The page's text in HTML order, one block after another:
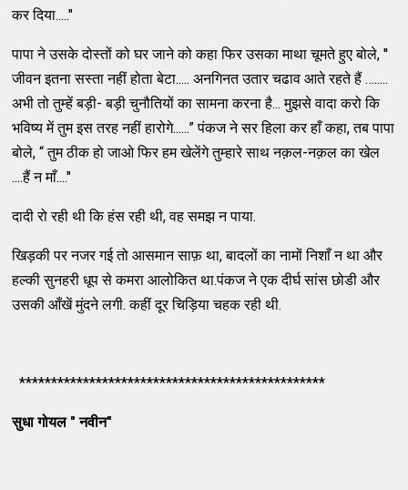
कर दिया....."
पापा ने उसके दोस्तों को घर जाने को कहा फिर उसका माथा चूमते हुए बोले, ''
जीवन इतना सस्ता नहीं होता बेटा..... अनगिनत उतार चढाव आते रहते हैं ….....
अभी तो तुम्हें बड़ी- बड़ी चुनौतियों का सामना करना है... मुझसे वादा करो कि
भविष्य में तुम इस तरह नहीं हारोगे......” पंकज ने सर हिला कर हाँ कहा, तब पापा
बोले, “ तुम ठीक हो जाओ फिर हम खेलेंगे तुम्हारे साथ नक़ल-नक़ल का खेल
....हैं न माँ...."
दादी रो रही थी कि हंस रही थी, वह समझ न पाया.
खिड़की पर नजर गई तो आसमान साफ़ था, बादलों का नामों निशाँ न था और
हल्की सुनहरी धूप से कमरा आलोकित था.पंकज ने एक दीर्घ सांस छोडी और
उसकी आँखें मुंदने लगी. कहीं दूर चिड़िया चहक रही थी.
************************************************
सुधा गोयल " नवीन"